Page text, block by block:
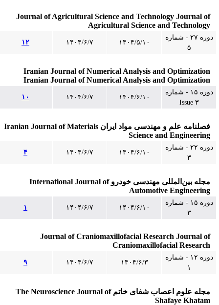
Journal of Agricultural Science and Technology Journal of
Agricultural Science and Technology
دوره ۲۷ - شماره
۱۴۰۴/۵/۱۰ ۱۴۰۴/۶/۷ ۱۲
Iranian Journal of Numerical Analysis and Optimization
Iranian Journal of Numerical Analysis and Optimization
دوره ۱۵ - شماره
Issue ۳
۱۴۰۴/۶/۱۰ ۱۴۰۴/۶/۷ ۱۰
فصلنامه علم و مهندسی مواد ایران Iranian Journal of Materials
Science and Engineering
دوره ۲۲ - شماره
۱۴۰۴/۶/۱۰ ۱۴۰۴/۶/۷
مجله بین‌المللی مهندسی خودرو International Journal of
Automotive Engineering
دوره ۱۵ - شماره
۱۴۰۴/۶/۱۰ ۱۴۰۴/۶/۷
Journal of Craniomaxillofacial Research Journal of
Craniomaxillofacial Research
دوره ۱۲ - شماره
۱۴۰۴/۶/۳ ۱۴۰۴/۶/۷
مجله علوم اعصاب شفای خاتم The Neuroscience Journal of
Shafaye Khatam